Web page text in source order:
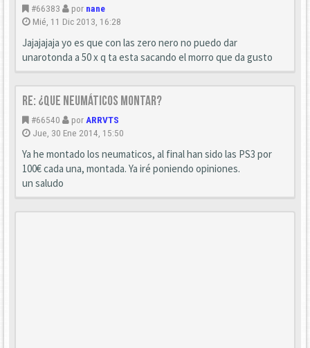
#66383 por nane
Mié, 11 Dic 2013, 16:28
Jajajajaja yo es que con las zero nero no puedo dar
unarotonda a 50 x q ta esta sacando el morro que da gusto
Re: ¿que neumáticos montar?
#66540 por ARRVTS
Jue, 30 Ene 2014, 15:50
Ya he montado los neumaticos, al final han sido las PS3 por
100€ cada una, montada. Ya iré poniendo opiniones.
un saludo